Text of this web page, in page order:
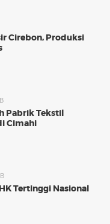
Cirebon, Produksi
Pabrik Tekstil
Cimahi
Tertinggi Nasional